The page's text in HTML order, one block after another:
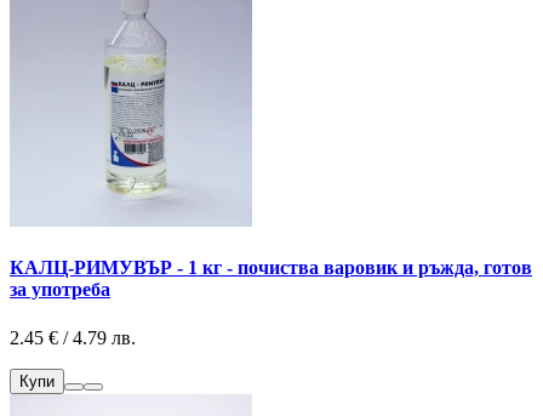
КАЛЦ-РИМУВЪР - 1 кг - почиства варовик и ръжда, готов
за употреба
2.45 € / 4.79 лв.
Купи